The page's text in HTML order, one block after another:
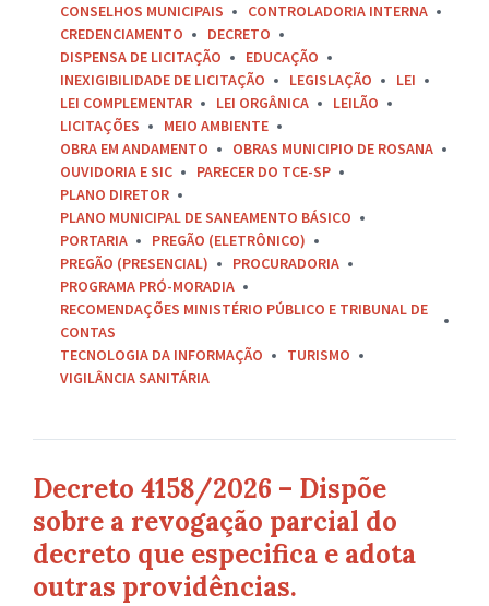
CONSELHOS MUNICIPAIS
CONTROLADORIA INTERNA
CREDENCIAMENTO
DECRETO
DISPENSA DE LICITAÇÃO
EDUCAÇÃO
INEXIGIBILIDADE DE LICITAÇÃO
LEGISLAÇÃO
LEI
LEI COMPLEMENTAR
LEI ORGÂNICA
LEILÃO
LICITAÇÕES
MEIO AMBIENTE
OBRA EM ANDAMENTO
OBRAS MUNICIPIO DE ROSANA
OUVIDORIA E SIC
PARECER DO TCE-SP
PLANO DIRETOR
PLANO MUNICIPAL DE SANEAMENTO BÁSICO
PORTARIA
PREGÃO (ELETRÔNICO)
PREGÃO (PRESENCIAL)
PROCURADORIA
PROGRAMA PRÓ-MORADIA
RECOMENDAÇÕES MINISTÉRIO PÚBLICO E TRIBUNAL DE
CONTAS
TECNOLOGIA DA INFORMAÇÃO
TURISMO
VIGILÂNCIA SANITÁRIA
Decreto 4158/2026 – Dispõe
sobre a revogação parcial do
decreto que especifica e adota
outras providências.